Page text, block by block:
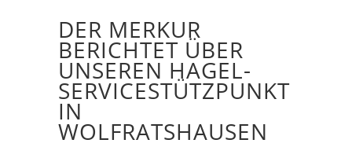
DER MERKUR
BERICHTET ÜBER
UNSEREN HAGEL-
SERVICESTÜTZPUNKT
IN
WOLFRATSHAUSEN